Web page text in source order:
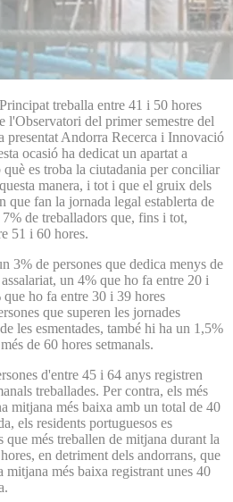
treballa entre 41 i 50 hores
l'Observatori del primer semestre del
presentat Andorra Recerca i Innovació
ocasió ha dedicat un apartat a
es troba la ciutadania per conciliar
manera, i tot i que el gruix dels
que fan la jornada legal establerta de
de treballadors que, fins i tot,
51 i 60 hores.
3% de persones que dedica menys de
un 4% que ho fa entre 20 i
ho fa entre 30 i 39 hores
que superen les jornades
les esmentades, també hi ha un 1,5%
de 60 hores setmanals.
d'entre 45 i 64 anys registren
treballades. Per contra, els més
mitjana més baixa amb un total de 40
els residents portuguesos es
que més treballen de mitjana durant la
en detriment dels andorrans, que
mitjana més baixa registrant unes 40